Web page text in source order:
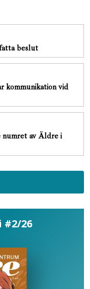
beslut
kommunikation vid
numret av Äldre i
#2/26